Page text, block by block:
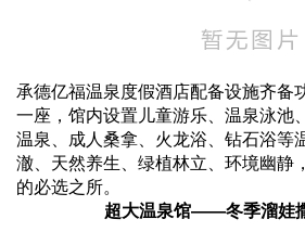
承德亿福温泉度假酒店配备设施齐备
一座，馆内设置儿童游乐、温泉泳池
温泉、成人桑拿、火龙浴、钻石浴等
澈、天然养生、绿植林立、环境幽静
的必选之所。
超大温泉馆——冬季溜娃